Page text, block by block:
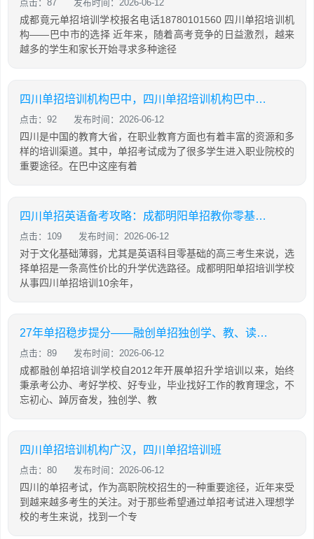
点击：87 发布时间：2026-06-12
成都竟元单招培训学校报名电话18780101560 四川单招培训机
构——巴中市的选择 近年来，随着高考竞争的日益激烈，越来
越多的学生和家长开始寻求多种途径
四川单招培训机构巴中，四川单招培训机构巴中有几家
点击：92 发布时间：2026-06-12
四川是中国的教育大省，在职业教育方面也有着丰富的资源和多
样的培训渠道。其中，单招考试成为了很多学生进入职业院校的
重要途径。在巴中这座有着
四川单招英语备考攻略：成都明阳单招教你零基础也能有效提分
点击：109 发布时间：2026-06-12
对于文化基础薄弱，尤其是英语科目零基础的高三考生来说，选
择单招是一条高性价比的升学优选路径。成都明阳单招培训学校
从事四川单招培训10余年，
27年单招稳步提分——融创单招独创学、教、读、背、练、考六位一体教学模式
点击：89 发布时间：2026-06-12
成都融创单招培训学校自2012年开展单招升学培训以来，始终
秉承考公办、考好学校、好专业，毕业找好工作的教育理念，不
忘初心、踔厉奋发，独创学、教
四川单招培训机构广汉，四川单招培训班
点击：80 发布时间：2026-06-12
四川的单招考试，作为高职院校招生的一种重要途径，近年来受
到越来越多考生的关注。对于那些希望通过单招考试进入理想学
校的考生来说，找到一个专